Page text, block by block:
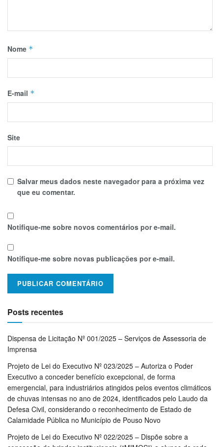
Nome *
E-mail *
Site
Salvar meus dados neste navegador para a próxima vez
que eu comentar.
Notifique-me sobre novos comentários por e-mail.
Notifique-me sobre novas publicações por e-mail.
Posts recentes
Dispensa de Licitação Nº 001/2025 – Serviços de Assessoria de
Imprensa
Projeto de Lei do Executivo Nº 023/2025 – Autoriza o Poder
Executivo a conceder benefício excepcional, de forma
emergencial, para industriários atingidos pelos eventos climáticos
de chuvas intensas no ano de 2024, identificados pelo Laudo da
Defesa Civil, considerando o reconhecimento de Estado de
Calamidade Pública no Município de Pouso Novo
Projeto de Lei do Executivo Nº 022/2025 – Dispõe sobre a